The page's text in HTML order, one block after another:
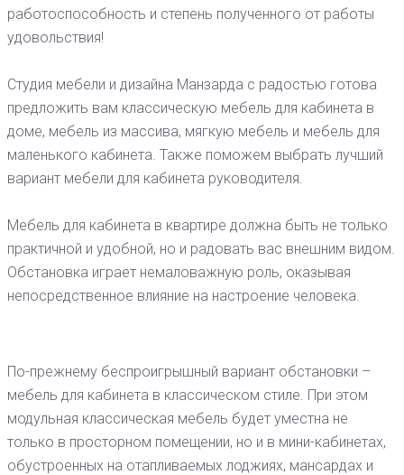
работоспособность и степень полученного от работы
удовольствия!
Студия мебели и дизайна Манзарда с радостью готова
предложить вам классическую мебель для кабинета в
доме, мебель из массива, мягкую мебель и мебель для
маленького кабинета. Также поможем выбрать лучший
вариант мебели для кабинета руководителя.
Мебель для кабинета в квартире должна быть не только
практичной и удобной, но и радовать вас внешним видом.
Обстановка играет немаловажную роль, оказывая
непосредственное влияние на настроение человека.
По-прежнему беспроигрышный вариант обстановки –
мебель для кабинета в классическом стиле. При этом
модульная классическая мебель будет уместна не
только в просторном помещении, но и в мини-кабинетах,
обустроенных на отапливаемых лоджиях, мансардах и